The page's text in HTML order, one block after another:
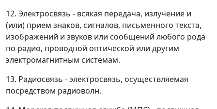
12. Электросвязь - всякая передача, излучение и
(или) прием знаков, сигналов, письменного текста,
изображений и звуков или сообщений любого рода
по радио, проводной оптической или другим
электромагнитным системам.
13. Радиосвязь - электросвязь, осуществляемая
посредством радиоволн.